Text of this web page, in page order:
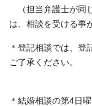
（担当弁護士が同
は、相談を受ける事
＊登記相談では、登
ご了承ください。
＊結婚相談の第4日